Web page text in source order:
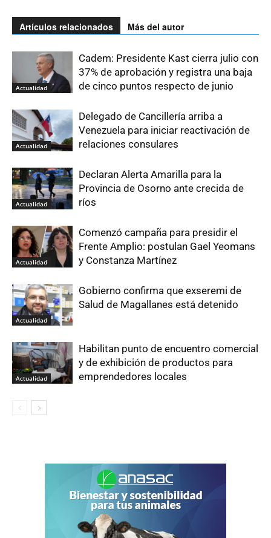
Artículos relacionados Más del autor
Actualidad
Cadem: Presidente Kast cierra julio con
37% de aprobación y registra una baja
de cinco puntos respecto de junio
Actualidad
Delegado de Cancillería arriba a
Venezuela para iniciar reactivación de
relaciones consulares
Actualidad
Declaran Alerta Amarilla para la
Provincia de Osorno ante crecida de
ríos
Actualidad
Comenzó campaña para presidir el
Frente Amplio: postulan Gael Yeomans
y Constanza Martínez
Actualidad
Gobierno confirma que exseremi de
Salud de Magallanes está detenido
Actualidad
Habilitan punto de encuentro comercial
y de exhibición de productos para
emprendedores locales